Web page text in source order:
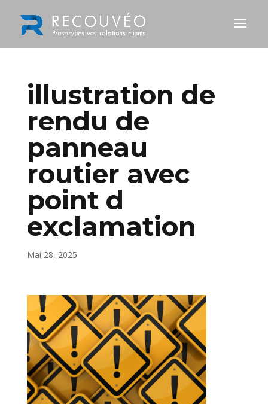
illustration de
rendu de
panneau
routier avec
point d
exclamation
Mai 28, 2025